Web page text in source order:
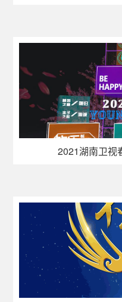
2021湖南卫视